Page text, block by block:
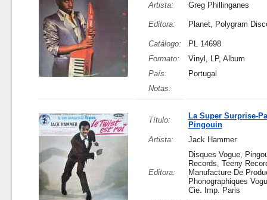
Artista:
Greg Phillinganes
Editora: Planet, Polygram
Catálogo:
PL 14698
Formato:
Vinyl, LP, Album
País:
Portugal
Notas:
Título:
La Super Surprise-
Pingouin
Artista:
Jack Hammer
Editora:
Disques Vogue,
Records, Teeny
Manufacture De
Phonographiques
Cie. Imp. Paris